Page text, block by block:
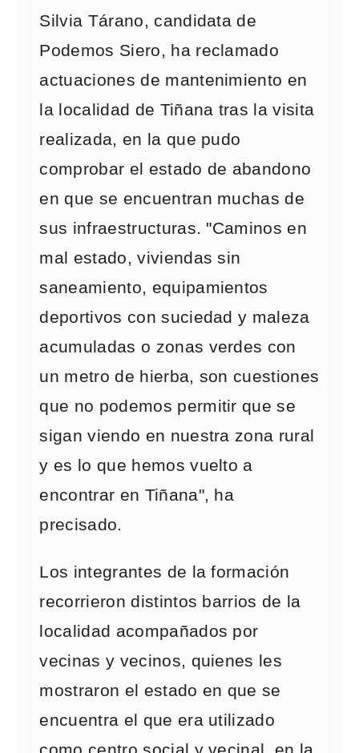
Silvia Tárano, candidata de
Podemos Siero, ha reclamado
actuaciones de mantenimiento en
la localidad de Tiñana tras la visita
realizada, en la que pudo
comprobar el estado de abandono
en que se encuentran muchas de
sus infraestructuras. "Caminos en
mal estado, viviendas sin
saneamiento, equipamientos
deportivos con suciedad y maleza
acumuladas o zonas verdes con
un metro de hierba, son cuestiones
que no podemos permitir que se
sigan viendo en nuestra zona rural
y es lo que hemos vuelto a
encontrar en Tiñana", ha
precisado.
Los integrantes de la formación
recorrieron distintos barrios de la
localidad acompañados por
vecinas y vecinos, quienes les
mostraron el estado en que se
encuentra el que era utilizado